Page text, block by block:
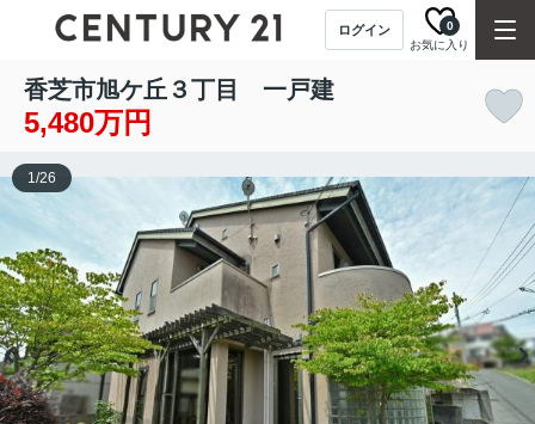
ログイン
お気に入り
0
香芝市旭ケ丘３丁目 一戸建
5,480万円
1/26